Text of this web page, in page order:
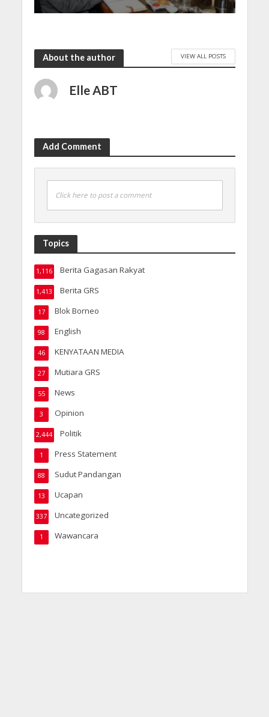
About the author VIEW ALL POSTS
Elle ABT
Add Comment
Click here to post a comment
Topics
Berita Gagasan Rakyat
1,116
Berita GRS
1,413
Blok Borneo
17
English
98
KENYATAAN MEDIA
46
Mutiara GRS
27
News
55
Opinion
3
Politik
2,444
Press Statement
1
Sudut Pandangan
88
Ucapan
13
Uncategorized
337
Wawancara
1